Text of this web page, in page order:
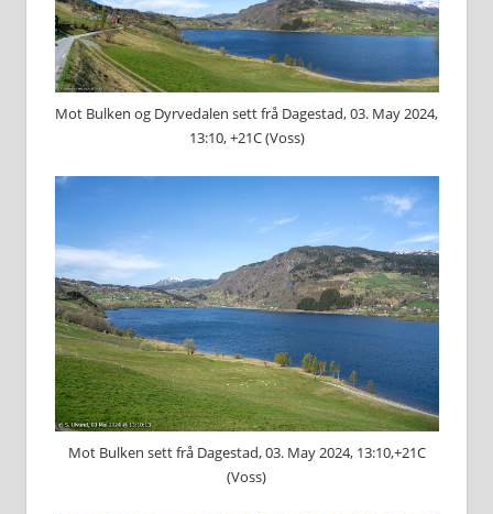
Mot Bulken og Dyrvedalen sett frå Dagestad, 03. May 2024,
13:10, +21C (Voss)
Mot Bulken sett frå Dagestad, 03. May 2024, 13:10,+21C
(Voss)